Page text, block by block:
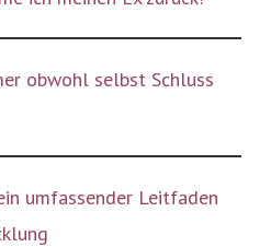
obwohl selbst Schluss
umfassender Leitfaden